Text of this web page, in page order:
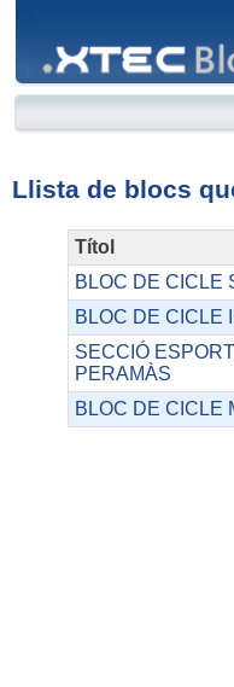
Llista de blocs
Títol
BLOC DE CICLE
BLOC DE CICLE
SECCIÓ
PERAMÀS
BLOC DE CICLE